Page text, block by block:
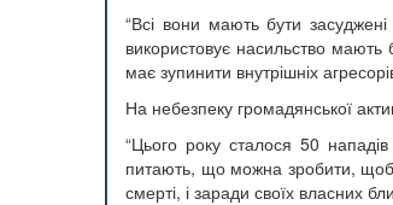
“Всі вони мають бути
використовує насильство мають
має зупинити внутрішніх
На небезпеку громадянської
“Цього року сталося 50
питають, що можна зробити, щоб
смерті, і заради своїх власних